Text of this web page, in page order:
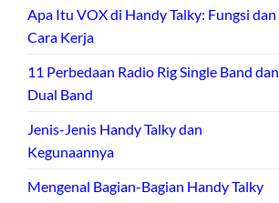
Apa Itu VOX di Handy Talky: Fungsi dan
Cara Kerja
11 Perbedaan Radio Rig Single Band dan
Dual Band
Jenis-Jenis Handy Talky dan
Kegunaannya
Mengenal Bagian-Bagian Handy Talky